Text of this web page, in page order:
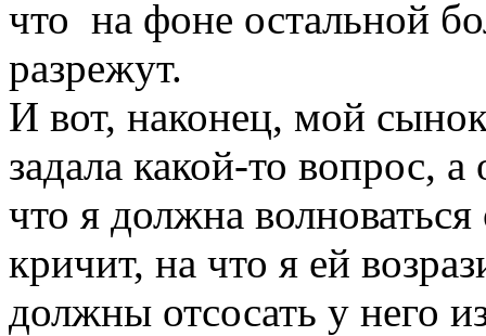
что на фоне остальной
разрежут.
И вот, наконец, мой
задала какой-то вопрос,
что я должна
кричит, на что я ей
должны отсосать у него